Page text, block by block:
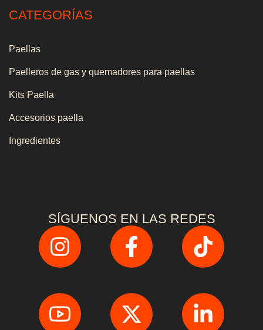
CATEGORÍAS
Paellas
Paelleros de gas y quemadores para paellas
Kits Paella
Accesorios paella
Ingredientes
SÍGUENOS EN LAS REDES